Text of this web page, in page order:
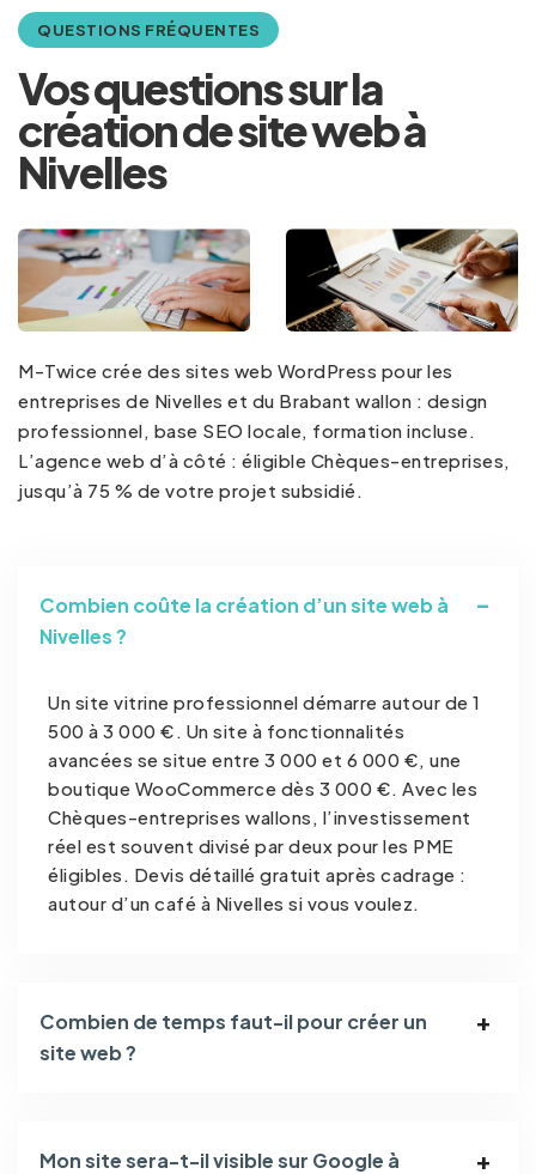
Combien coûte la création d’un site web à
Nivelles ?
Un site vitrine professionnel démarre autour de 1
500 à 3 000 €. Un site à fonctionnalités
avancées se situe entre 3 000 et 6 000 €, une
boutique WooCommerce dès 3 000 €. Avec les
Chèques-entreprises wallons, l’investissement
réel est souvent divisé par deux pour les PME
éligibles. Devis détaillé gratuit après cadrage :
autour d’un café à Nivelles si vous voulez.
Combien de temps faut-il pour créer un
site web ?
Mon site sera-t-il visible sur Google à
QUESTIONS FRÉQUENTES
Vos questions sur la
création de site web à
Nivelles
M-Twice crée des sites web WordPress pour les
entreprises de Nivelles et du Brabant wallon : design
professionnel, base SEO locale, formation incluse.
L’agence web d’à côté : éligible Chèques-entreprises,
jusqu’à 75 % de votre projet subsidié.